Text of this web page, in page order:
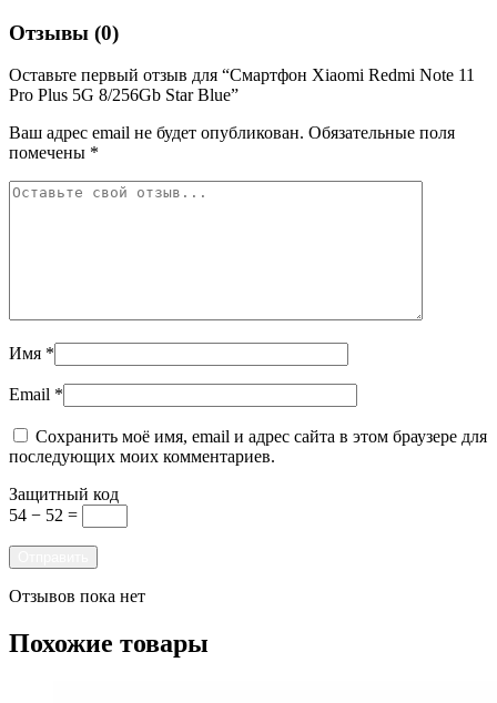
Отзывы (0)
Оставьте первый отзыв для “Смартфон Xiaomi Redmi Note 11
Pro Plus 5G 8/256Gb Star Blue”
Ваш адрес email не будет опубликован. Обязательные поля
помечены *
Имя *
Email *
Сохранить моё имя, email и адрес сайта в этом браузере для
последующих моих комментариев.
Защитный код
54 − 52 =
Отзывов пока нет
Похожие товары